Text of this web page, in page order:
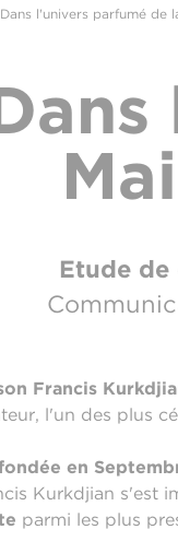
Dans l'univers parfumé de
Etude de
Francis
l'un des plus
en
Kurkdjian s'est
parmi les plus